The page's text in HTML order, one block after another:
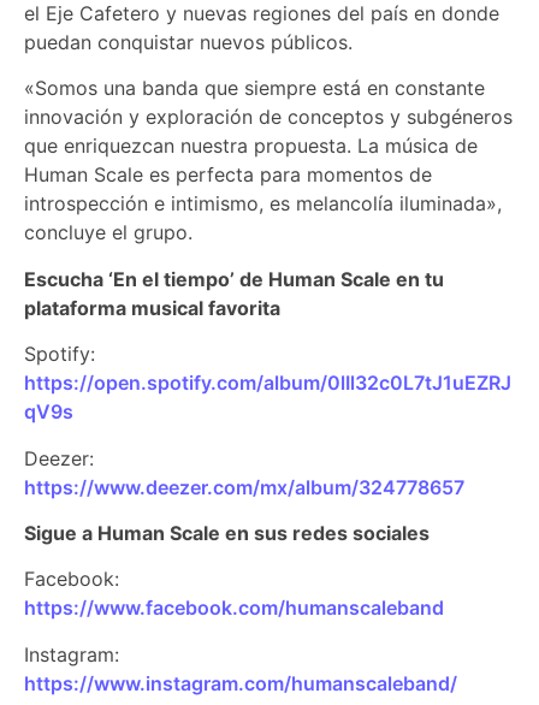
el Eje Cafetero y nuevas regiones del país en donde
puedan conquistar nuevos públicos.
«Somos una banda que siempre está en constante
innovación y exploración de conceptos y subgéneros
que enriquezcan nuestra propuesta. La música de
Human Scale es perfecta para momentos de
introspección e intimismo, es melancolía iluminada»,
concluye el grupo.
Escucha ‘En el tiempo’ de Human Scale en tu
plataforma musical favorita
Spotify:
https://open.spotify.com/album/0lIl32c0L7tJ1uEZRJ
qV9s
Deezer:
https://www.deezer.com/mx/album/324778657
Sigue a Human Scale en sus redes sociales
Facebook:
https://www.facebook.com/humanscaleband
Instagram:
https://www.instagram.com/humanscaleband/